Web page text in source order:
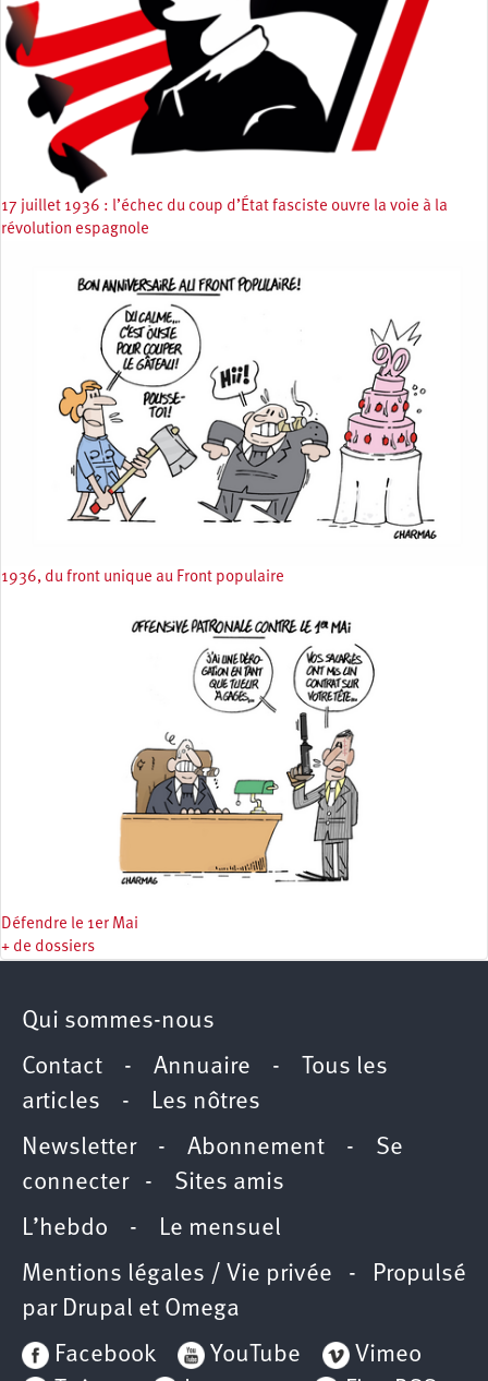
17 juillet 1936 : l’échec du coup d’État fasciste ouvre la voie à la
révolution espagnole
1936, du front unique au Front populaire
Défendre le 1er Mai
+ de dossiers
Qui sommes-nous
Contact - Annuaire -
Tous les
articles - Les nôtres
Newsletter- Abonnement - Se
connecter- Sites amis
L’hebdo - Le mensuel
Mentions légales / Vie privée - Propulsé
par Drupal et Omega
Facebook
YouTube
Vimeo